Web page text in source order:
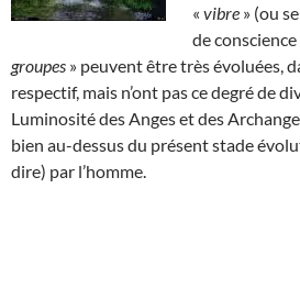
« vibre » (ou
de
groupes » peuvent être très évoluées,
respectif, mais n’ont pas ce degré de
Luminosité des Anges et des
bien au-dessus du présent stade
dire) par l’homme.